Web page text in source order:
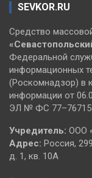
SEVKOR.RU
Средство
Федеральной
информационных
(Роскомнадзор) в
информации от
ЭЛ № ФС 77–76715
Учредитель: ООО
Адрес: Россия,
д. 1, кв. 10А